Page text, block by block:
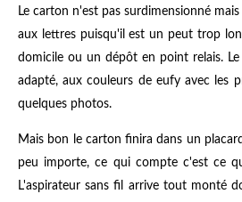
Le carton n'est pas surdimensionné
aux lettres puisqu'il est un peut trop
domicile ou un dépôt en point relais.
adapté, aux couleurs de eufy avec les
quelques photos.
Mais bon le carton finira dans un
peu importe, ce qui compte c'est ce
L'aspirateur sans fil arrive tout monté